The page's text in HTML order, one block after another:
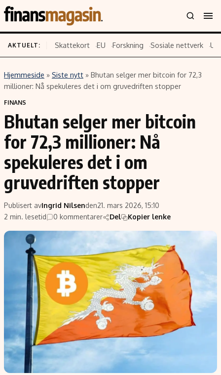
Innhold
Siste nytt
Eiendom
Energi og klima
Finans
Fritid
Hav og sjømat
Verden
Emner
Politikk
Selskaper
Teknologi
Aksjer
Forskning
Google
Kunstig intelligens
Infrastruktur
BitCoin
EU-Kommisjonen
Grønt skifte
Retningslinjer
Personvernerklæring
Annonsepolicy
Brukervilkår
Cookiepolicy
Retningslinjer for rettelser
Redaksjonell policy
Informasjon
AKTUELT: Skattekort EU Forskning Sosiale nettverk
Hjemmeside » Siste nytt » Bhutan selger mer bitcoin for 72,3
millioner: Nå spekuleres det i om gruvedriften stopper
FINANS
Bhutan selger mer bitcoin
for 72,3 millioner: Nå
spekuleres det i om
gruvedriften stopper
Publisert avIngrid Nilsenden21. mars 2026, 15:10
2 min. lesetid
0 kommentarer Del Kopier lenke